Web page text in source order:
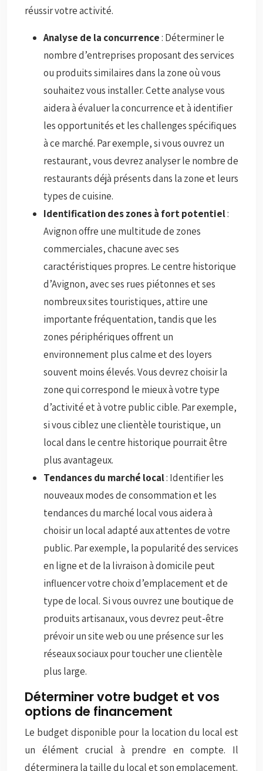
réussir votre activité.
Analyse de la concurrence: Déterminer le
nombre d’entreprises proposant des services
ou produits similaires dans la zone où vous
souhaitez vous installer. Cette analyse vous
aidera à évaluer la concurrence et à identifier
les opportunités et les challenges spécifiques
à ce marché. Par exemple, si vous ouvrez un
restaurant, vous devrez analyser le nombre de
restaurants déjà présents dans la zone et leurs
types de cuisine.
Identification des zones à fort potentiel:
Avignon offre une multitude de zones
commerciales, chacune avec ses
caractéristiques propres. Le centre historique
d’Avignon, avec ses rues piétonnes et ses
nombreux sites touristiques, attire une
importante fréquentation, tandis que les
zones périphériques offrent un
environnement plus calme et des loyers
souvent moins élevés. Vous devrez choisir la
zone qui correspond le mieux à votre type
d’activité et à votre public cible. Par exemple,
si vous ciblez une clientèle touristique, un
local dans le centre historique pourrait être
plus avantageux.
Tendances du marché local: Identifier les
nouveaux modes de consommation et les
tendances du marché local vous aidera à
choisir un local adapté aux attentes de votre
public. Par exemple, la popularité des services
en ligne et de la livraison à domicile peut
influencer votre choix d’emplacement et de
type de local. Si vous ouvrez une boutique de
produits artisanaux, vous devrez peut-être
prévoir un site web ou une présence sur les
réseaux sociaux pour toucher une clientèle
plus large.
Déterminer votre budget et vos
options de financement
Le budget disponible pour la location du local est
un élément crucial à prendre en compte. Il
déterminera la taille du local et son emplacement.